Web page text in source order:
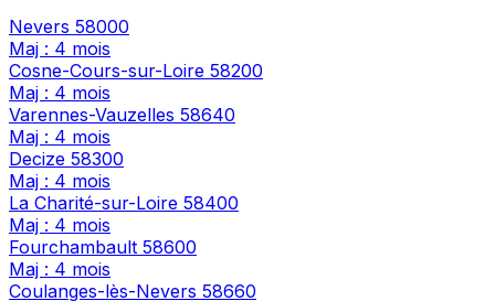
Nevers 58000
Maj : 4 mois
Cosne-Cours-sur-Loire 58200
Maj : 4 mois
Varennes-Vauzelles 58640
Maj : 4 mois
Decize 58300
Maj : 4 mois
La Charité-sur-Loire 58400
Maj : 4 mois
Fourchambault 58600
Maj : 4 mois
Coulanges-lès-Nevers 58660